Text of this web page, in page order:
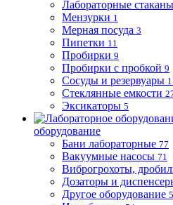
Лабораторные стаканы
Мензурки 1
Мерная посуда 3
Пипетки 11
Пробирки 9
Пробирки с пробкой 9
Сосуды и резервуары
Стеклянные емкости
Эксикаторы 5
оборудование
Бани лабораторные 77
Вакуумные насосы 71
Виброгрохоты,
Дозаторы и
Другое оборудование